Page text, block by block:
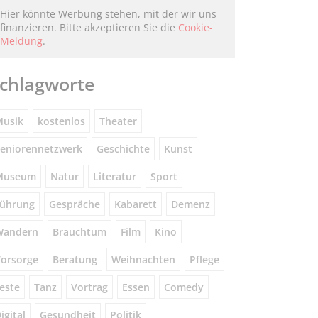
Hier könnte Werbung stehen, mit der wir uns
finanzieren. Bitte akzeptieren Sie die Cookie-
Meldung.
kostenlos Theater
Geschichte Kunst
Natur Literatur Sport
Gespräche Kabarett Demenz
Brauchtum Film Kino
Beratung Weihnachten Pflege
Tanz Vortrag Essen Comedy
Gesundheit Politik